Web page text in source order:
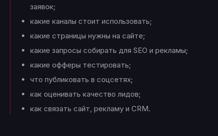
заявок;
какие каналы стоит использовать;
какие страницы нужны на сайте;
какие запросы собирать для SEO и рекламы;
какие офферы тестировать;
что публиковать в соцсетях;
как оценивать качество лидов;
как связать сайт, рекламу и CRM.